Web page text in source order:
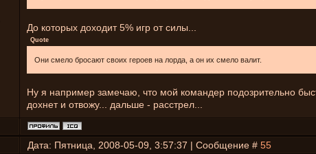
До которых доходит 5% игр от силы...
Quote
Они смело бросают своих героев на лорда, а он их смело валит.
Ну я например замечаю, что мой командер подозрительно
дохнет и отвожу... дальше - расстрел...
Дата: Пятница, 2008-05-09, 3:57:37 | Сообщение # 55